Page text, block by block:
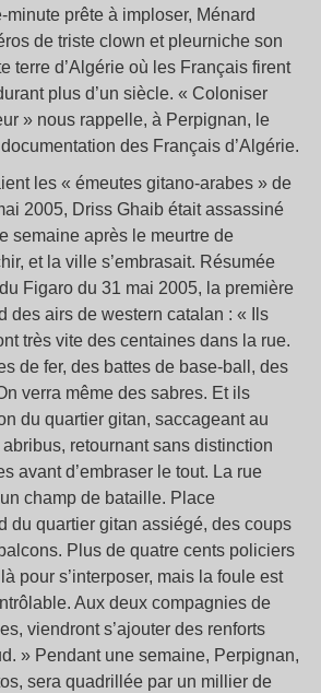
minute prête à imploser, Ménard
de triste clown et pleurniche son
terre d’Algérie où les Français firent
plus d’un siècle. « Coloniser
» nous rappelle, à Perpignan, le
des Français d’Algérie.
les « émeutes gitano-arabes » de
2005, Driss Ghaib était assassiné
semaine après le meurtre de
et la ville s’embrasait. Résumée
Figaro du 31 mai 2005, la première
des airs de western catalan : « Ils
très vite des centaines dans la rue.
de fer, des battes de base-ball, des
verra même des sabres. Et ils
du quartier gitan, saccageant au
retournant sans distinction
avant d’embraser le tout. La rue
champ de bataille. Place
du quartier gitan assiégé, des coups
Plus de quatre cents policiers
pour s’interposer, mais la foule est
Aux deux compagnies de
viendront s’ajouter des renforts
» Pendant une semaine, Perpignan,
sera quadrillée par un millier de